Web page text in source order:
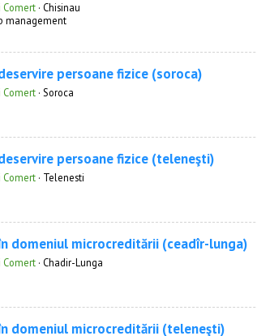
Comert · Chisinau
management
persoane fizice (soroca)
Comert · Soroca
persoane fizice (teleneşti)
Comert · Telenesti
domeniul microcreditării (ceadîr-lunga)
Comert · Chadir-Lunga
domeniul microcreditării (teleneşti)